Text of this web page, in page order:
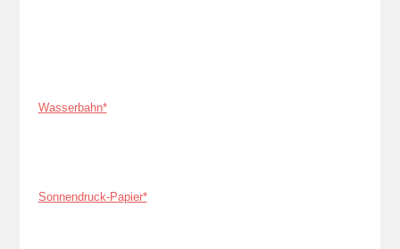
Wasserbahn*
Sonnendruck-Papier*